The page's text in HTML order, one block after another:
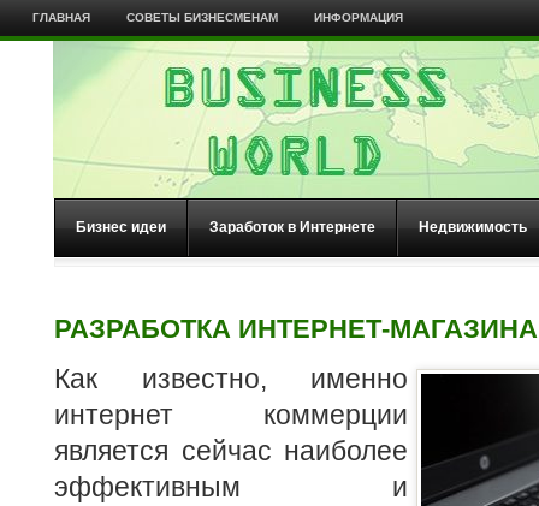
ГЛАВНАЯ СОВЕТЫ БИЗНЕСМЕНАМ ИНФОРМАЦИЯ
Бизнес идеи Заработок в Интернете Недвижимость
РАЗРАБОТКА ИНТЕРНЕТ-МАГАЗИНА
Как известно, именно
интернет коммерции
является сейчас наиболее
эффективным и